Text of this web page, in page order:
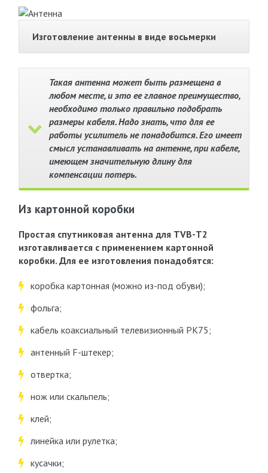
Изготовление антенны в виде восьмерки
Такая антенна может быть размещена в
любом месте, и это ее главное преимущество,
необходимо только правильно подобрать
размеры кабеля. Надо знать, что для ее
работы усилитель не понадобится. Его имеет
смысл устанавливать на антенне, при кабеле,
имеющем значительную длину для
компенсации потерь.
Из картонной коробки
Простая спутниковая антенна для ТVВ-T2
изготавливается с применением картонной
коробки. Для ее изготовления понадобятся:
коробка картонная (можно из-под обуви);
фольга;
кабель коаксиальный телевизионный РК75;
антенный F-штекер;
отвертка;
нож или скальпель;
клей;
линейка или рулетка;
кусачки;